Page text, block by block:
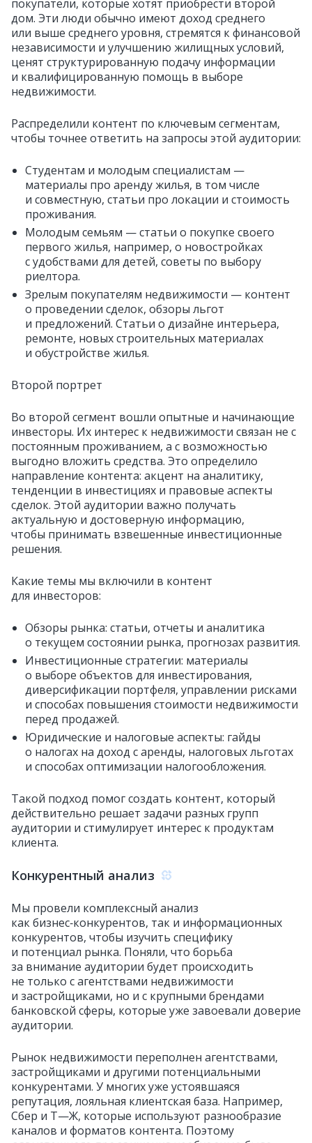
покупатели, которые хотят приобрести второй
дом. Эти люди обычно имеют доход среднего
или выше среднего уровня, стремятся к финансовой
независимости и улучшению жилищных условий,
ценят структурированную подачу информации
и квалифицированную помощь в выборе
недвижимости.
Распределили контент по ключевым сегментам,
чтобы точнее ответить на запросы этой аудитории:
Студентам и молодым специалистам —
материалы про аренду жилья, в том числе
и совместную, статьи про локации и стоимость
проживания.
Молодым семьям — статьи о покупке своего
первого жилья, например, о новостройках
с удобствами для детей, советы по выбору
риелтора.
Зрелым покупателям недвижимости — контент
о проведении сделок, обзоры льгот
и предложений. Статьи о дизайне интерьера,
ремонте, новых строительных материалах
и обустройстве жилья.
Второй портрет
Во второй сегмент вошли опытные и начинающие
инвесторы. Их интерес к недвижимости связан не с
постоянным проживанием, а с возможностью
выгодно вложить средства. Это определило
направление контента: акцент на аналитику,
тенденции в инвестициях и правовые аспекты
сделок. Этой аудитории важно получать
актуальную и достоверную информацию,
чтобы принимать взвешенные инвестиционные
решения.
Какие темы мы включили в контент
для инвесторов:
Обзоры рынка: статьи, отчеты и аналитика
о текущем состоянии рынка, прогнозах развития.
Инвестиционные стратегии: материалы
о выборе объектов для инвестирования,
диверсификации портфеля, управлении рисками
и способах повышения стоимости недвижимости
перед продажей.
Юридические и налоговые аспекты: гайды
о налогах на доход с аренды, налоговых льготах
и способах оптимизации налогообложения.
Такой подход помог создать контент, который
действительно решает задачи разных групп
аудитории и стимулирует интерес к продуктам
клиента.
Конкурентный анализ
Мы провели комплексный анализ
как бизнес‑конкурентов, так и информационных
конкурентов, чтобы изучить специфику
и потенциал рынка. Поняли, что борьба
за внимание аудитории будет происходить
не только с агентствами недвижимости
и застройщиками, но и с крупными брендами
банковской сферы, которые уже завоевали доверие
аудитории.
Рынок недвижимости переполнен агентствами,
застройщиками и другими потенциальными
конкурентами. У многих уже устоявшаяся
репутация, лояльная клиентская база. Например,
Сбер и Т—Ж, которые используют разнообразие
каналов и форматов контента. Поэтому